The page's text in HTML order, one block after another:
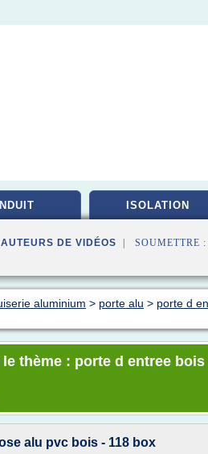
ISOLATION
AUTEURS DE VIDÉOS | SOUMETTRE :
aluminium > porte alu > porte d
thème : porte d entree
alu pvc bois - 118 box